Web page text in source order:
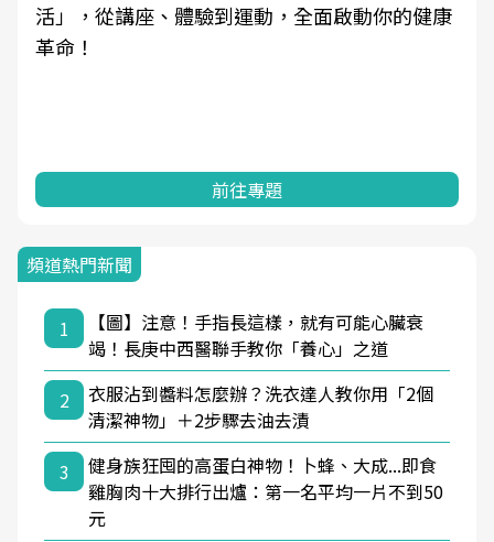
活」，從講座、體驗到運動，全面啟動你的健康
革命！
前往專題
頻道熱門新聞
1
【圖】注意！手指長這樣，就有可能心臟衰
竭！長庚中西醫聯手教你「養心」之道
2
衣服沾到醬料怎麼辦？洗衣達人教你用「2個
清潔神物」＋2步驟去油去漬
3
健身族狂囤的高蛋白神物！卜蜂、大成...即食
雞胸肉十大排行出爐：第一名平均一片不到50
元